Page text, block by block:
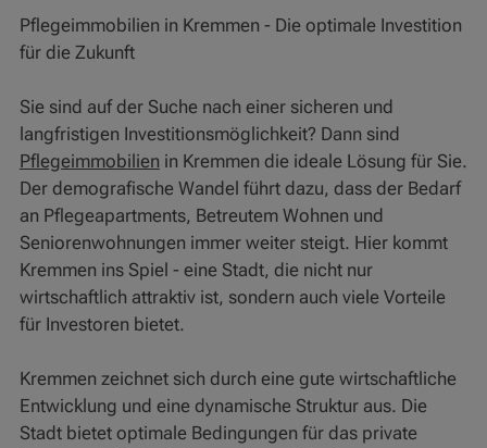
Pflegeimmobilien in Kremmen - Die optimale Investition
für die Zukunft
Sie sind auf der Suche nach einer sicheren und
langfristigen Investitionsmöglichkeit? Dann sind
Pflegeimmobilien in Kremmen die ideale Lösung für Sie.
Der demografische Wandel führt dazu, dass der Bedarf
an Pflegeapartments, Betreutem Wohnen und
Seniorenwohnungen immer weiter steigt. Hier kommt
Kremmen ins Spiel - eine Stadt, die nicht nur
wirtschaftlich attraktiv ist, sondern auch viele Vorteile
für Investoren bietet.
Kremmen zeichnet sich durch eine gute wirtschaftliche
Entwicklung und eine dynamische Struktur aus. Die
Stadt bietet optimale Bedingungen für das private